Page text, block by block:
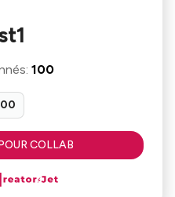
: 100
COLLAB